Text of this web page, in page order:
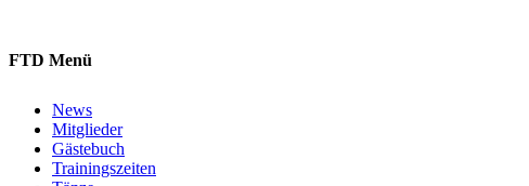
FTD Menü
News
Mitglieder
Gästebuch
Trainingszeiten